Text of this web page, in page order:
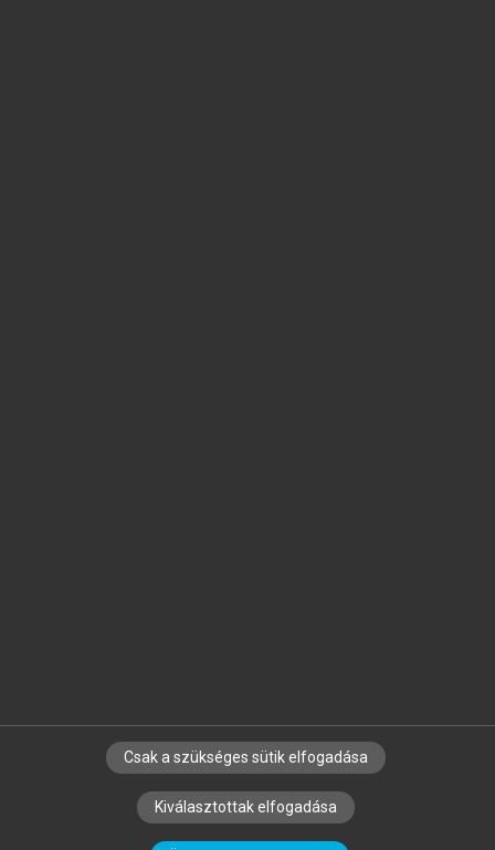
SZERZŐKNEK CÉGEKNEK KÖNYVTÁROSOKNAK
SZERKESZTÉSI ÉS LEKTORÁLÁSI ALAPELVEK
Csak a szükséges sütik elfogadása
Kiválasztottak elfogadása